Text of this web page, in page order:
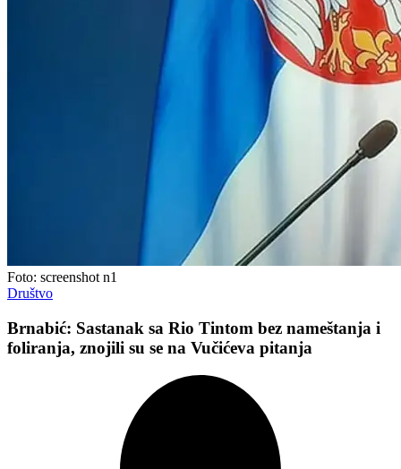
Foto: screenshot n1
Društvo
Brnabić: Sastanak sa Rio Tintom bez nameštanja i
foliranja, znojili su se na Vučićeva pitanja